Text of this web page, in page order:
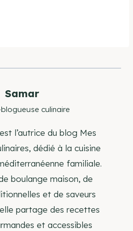
Samar
culinaire
l’autrice du blog Mes
dédié à la cuisine
familiale.
boulange maison, de
et de saveurs
partage des recettes
et accessibles